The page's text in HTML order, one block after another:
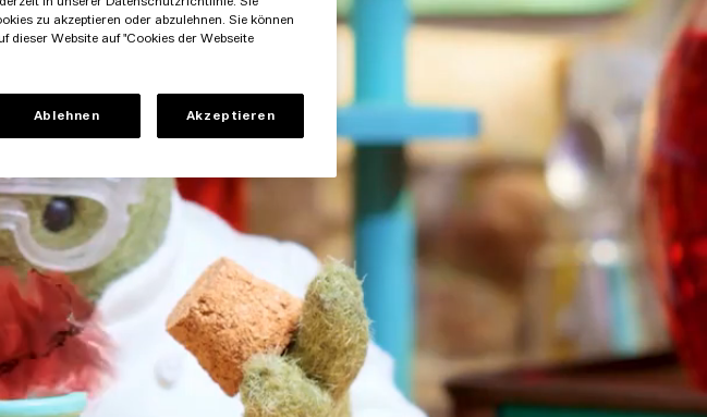
zu akzeptieren oder abzulehnen. Sie können
Website auf "Cookies der Webseite
Ablehnen Akzeptieren